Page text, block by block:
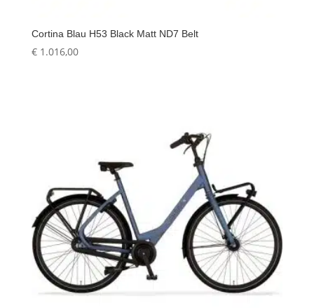
Cortina Blau H53 Black Matt ND7 Belt
€1.016,00